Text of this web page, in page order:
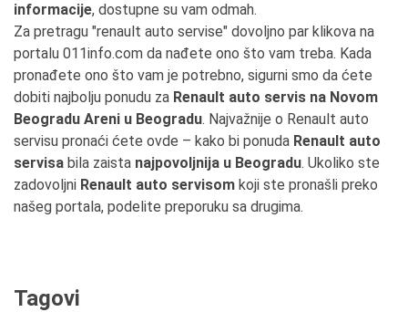
informacije, dostupne su vam odmah.
Za pretragu "renault auto servise" dovoljno par klikova na
portalu 011info.com da nađete ono što vam treba. Kada
pronađete ono što vam je potrebno, sigurni smo da ćete
dobiti najbolju ponudu za Renault auto servis na Novom
Beogradu Areni u Beogradu. Najvažnije o Renault auto
servisu pronaći ćete ovde – kako bi ponuda Renault auto
servisa bila zaista najpovoljnija u Beogradu. Ukoliko ste
zadovoljni Renault auto servisom koji ste pronašli preko
našeg portala, podelite preporuku sa drugima.
Tagovi